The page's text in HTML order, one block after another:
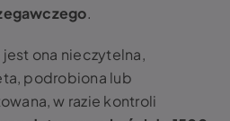
.
ona nieczytelna,
podrobiona lub
w razie kontroli